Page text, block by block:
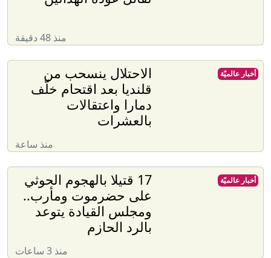
منذ 48 دقيقة
الاحتلال ينسحب من
قلنديا بعد اقتحام خلّف
دمارا واعتقالات
بالعشرات
منذ ساعة
أخبار عالميّة
17 قتيلا بالهجوم الحوثي
على حضرموت ومأرب..
ومجلس القيادة يتوعد
بالرد الحازم
منذ 3 ساعات
أخبار عالميّة